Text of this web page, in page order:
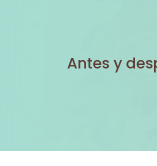
Antes y